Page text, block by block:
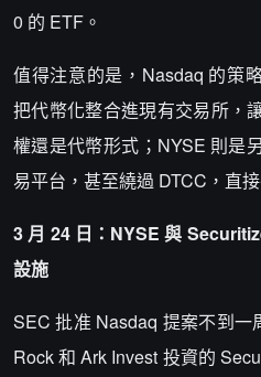
0 的 ETF。
值得注意的是，Nasdaq 的策
把代幣化整合進現有交易所，
權還是代幣形式；NYSE 則是
易平台，甚至繞過 DTCC，直
3 月 24 日：NYSE 與
設施
SEC 批准 Nasdaq 提案不到
Rock 和 Ark Invest 投資的